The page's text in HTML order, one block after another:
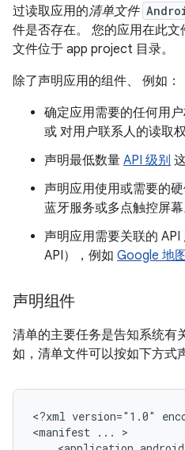
过读取应用的清单文件
件是否存在。 您的应用在此
文件位于 app project 目录。
除了声明应用的组件、 例如：
确定应用需要的任何用
或 对用户联系人的读取权
声明最低数量 API 级别
声明应用使用或需要的
蓝牙服务或多点触控屏幕
声明应用需要关联的 API
API），例如 Google 地
声明组件
清单的主要任务是告知系统有
如，清单文件可以按如下方式
<?xml version="1.0"
<manifest ...